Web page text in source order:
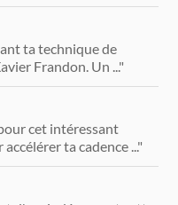
ta technique de
Frandon. Un ..."
cet intéressant
ta cadence ..."